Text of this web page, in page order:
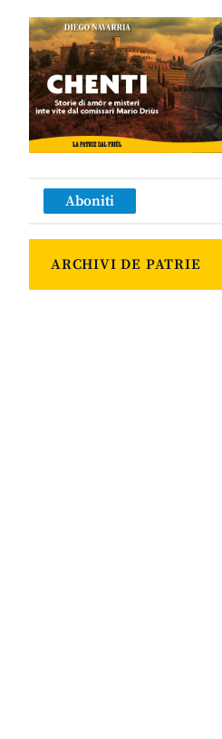
Aboniti
ARCHIVI DE PATRIE